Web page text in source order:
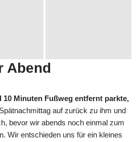
Abend
10 Minuten Fußweg entfernt parkte,
auf zurück zu ihm und
bevor wir abends noch einmal zum
Wir entschieden uns für ein kleines